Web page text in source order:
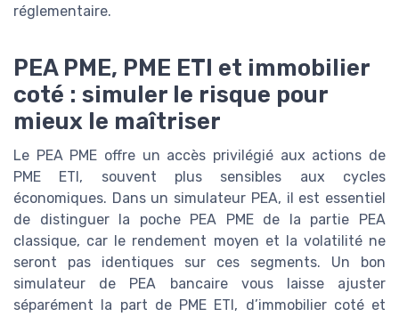
réglementaire.
PEA PME, PME ETI et immobilier
coté : simuler le risque pour
mieux le maîtriser
Le PEA PME offre un accès privilégié aux actions de
PME ETI, souvent plus sensibles aux cycles
économiques. Dans un simulateur PEA, il est essentiel
de distinguer la poche PEA PME de la partie PEA
classique, car le rendement moyen et la volatilité ne
seront pas identiques sur ces segments. Un bon
simulateur de PEA bancaire vous laisse ajuster
séparément la part de PME ETI, d’immobilier coté et